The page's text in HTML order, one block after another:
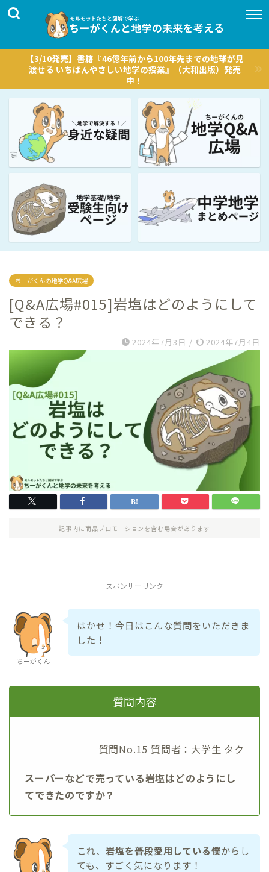
【3/10発売】書籍『46億年前から100年先までの地球が見
渡せる いちばんやさしい地学の授業』（大和出版）発売
中！
ちーがくんの地学Q&A広場
[Q&A広場#015]岩塩はどのようにして
できる？
2024年7月3日 / 2024年7月4日
記事内に商品プロモーションを含む場合があります
スポンサーリンク
ちーがくん
はかせ！今日はこんな質問をいただきま
した！
質問内容
質問No.15 質問者：大学生 タク
スーパーなどで売っている岩塩はどのようにし
てできたのですか？
これ、 岩塩を普段愛用している僕からし
ても、すごく気になります！